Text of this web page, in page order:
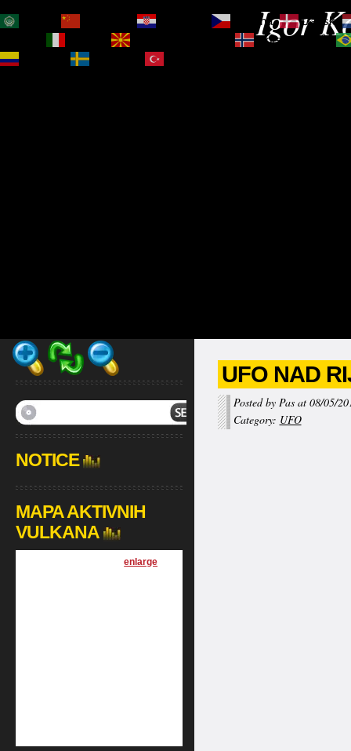
Igor
UFO NAD
Posted by Pas at 08/05/
Category: UFO
NOTICE
MAPA AKTIVNIH
VULKANA
[enlarge
Čeština‎
Dansk
Norsk bokmål